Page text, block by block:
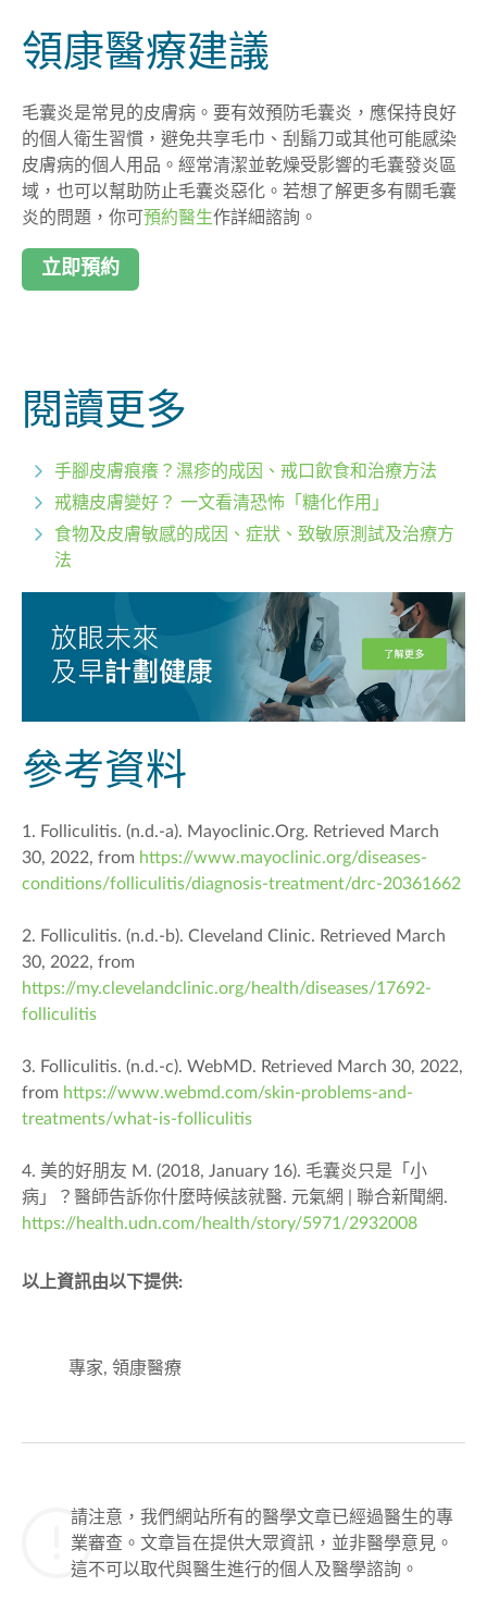
領康醫療建議
毛囊炎是常見的皮膚病。要有效預防毛囊炎，應保持良好
的個人衛生習慣，避免共享毛巾、刮鬍刀或其他可能感染
皮膚病的個人用品。經常清潔並乾燥受影響的毛囊發炎區
域，也可以幫助防止毛囊炎惡化。若想了解更多有關毛囊
炎的問題，你可 預約醫生作詳細諮詢。
立即預約
閱讀更多
手腳皮膚痕癢？濕疹的成因、戒口飲食和治療方法
戒糖皮膚變好？ 一文看清恐怖「糖化作用」
食物及皮膚敏感的成因、症狀、致敏原測試及治療方
法
參考資料
1. Folliculitis. (n.d.-a). Mayoclinic.Org. Retrieved March
30, 2022, from https://www.mayoclinic.org/diseases-
conditions/folliculitis/diagnosis-treatment/drc-20361662
2. Folliculitis. (n.d.-b). Cleveland Clinic. Retrieved March
30, 2022, from
https://my.clevelandclinic.org/health/diseases/17692-
folliculitis
3. Folliculitis. (n.d.-c). WebMD. Retrieved March 30, 2022,
from https://www.webmd.com/skin-problems-and-
treatments/what-is-folliculitis
4. 美的好朋友 M. (2018, January 16). 毛囊炎只是「小
病」？醫師告訴你什麼時候該就醫. 元氣網 | 聯合新聞網.
https://health.udn.com/health/story/5971/2932008
以上資訊由以下提供:
專家, 領康醫療
請注意，我們網站所有的醫學文章已經過醫生的專
業審查。文章旨在提供大眾資訊，並非醫學意見。
這不可以取代與醫生進行的個人及醫學諮詢。